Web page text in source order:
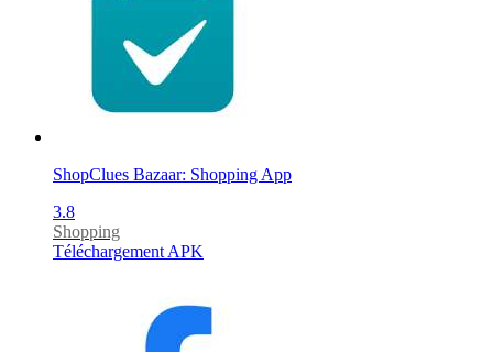
ShopClues Bazaar: Shopping App
3.8
Shopping
Téléchargement APK